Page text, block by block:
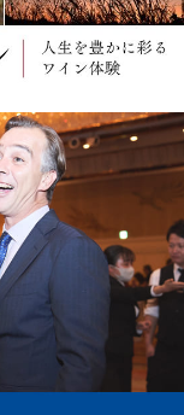
りに、豊かなレガシーの高潔
自社畑のモールヒルとトーテ
雄弁に家族愛と、ナパ・ヴァ
ます。 クラシックな生産者と
全というものはありません。こ
けた後も変わりません。その評
え、家族がホームと呼ぶヴァレ
るものでした。